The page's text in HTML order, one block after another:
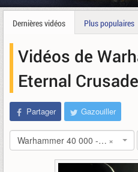
Dernières vidéos Plus populaires
Vidéos de
Eternal Crusade
Partager Gazouiller
×
Warhammer 40 000 - Eternal Crusade